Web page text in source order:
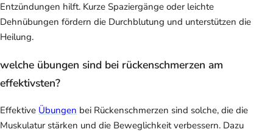
Entzündungen hilft. Kurze Spaziergänge oder leichte
Dehnübungen fördern die Durchblutung und unterstützen die
Heilung.
welche übungen sind bei rückenschmerzen am
effektivsten?
Effektive Übungen bei Rückenschmerzen sind solche, die die
Muskulatur stärken und die Beweglichkeit verbessern. Dazu